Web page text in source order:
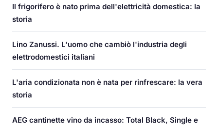
Il frigorifero è nato prima dell'elettricità domestica: la
storia
Lino Zanussi. L'uomo che cambiò l'industria degli
elettrodomestici italiani
L'aria condizionata non è nata per rinfrescare: la vera
storia
AEG cantinette vino da incasso: Total Black, Single e